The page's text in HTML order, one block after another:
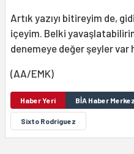
Artık yazıyı bitireyim de,
içeyim. Belki
denemeye değer şeyler var
(AA/EMK)
Haber Yeri BİA Haber
Sixto Rodriguez